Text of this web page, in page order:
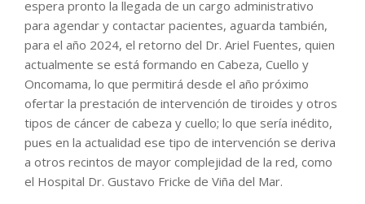
espera pronto la llegada de un cargo administrativo
para agendar y contactar pacientes, aguarda también,
para el año 2024, el retorno del Dr. Ariel Fuentes, quien
actualmente se está formando en Cabeza, Cuello y
Oncomama, lo que permitirá desde el año próximo
ofertar la prestación de intervención de tiroides y otros
tipos de cáncer de cabeza y cuello; lo que sería inédito,
pues en la actualidad ese tipo de intervención se deriva
a otros recintos de mayor complejidad de la red, como
el Hospital Dr. Gustavo Fricke de Viña del Mar.